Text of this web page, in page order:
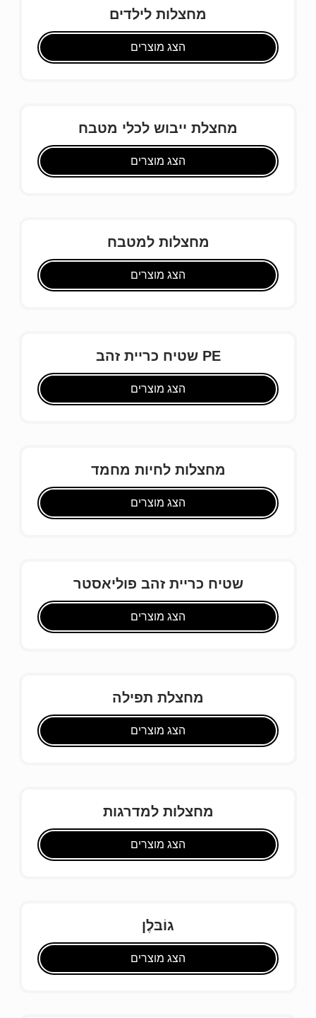
מחצלות לילדים
הצג מוצרים
מחצלת ייבוש לכלי מטבח
הצג מוצרים
מחצלות למטבח
הצג מוצרים
שטיח כריית זהב PE
הצג מוצרים
מחצלות לחיות מחמד
הצג מוצרים
שטיח כריית זהב פוליאסטר
הצג מוצרים
מחצלת תפילה
הצג מוצרים
מחצלות למדרגות
הצג מוצרים
גוֹבּלֶן
הצג מוצרים